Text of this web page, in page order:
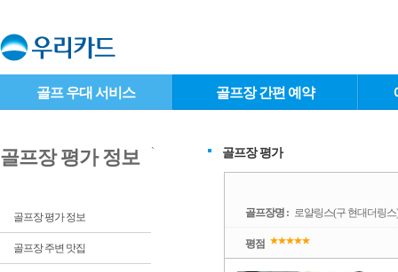
골프 우대 서비스 골프장 간편 예약
골프장 평가 정보
골프장 평가 정보
골프장 주변 맛집
` 골프장 평가
골프장명 : 로얄링스(구 현대더링스)
평점